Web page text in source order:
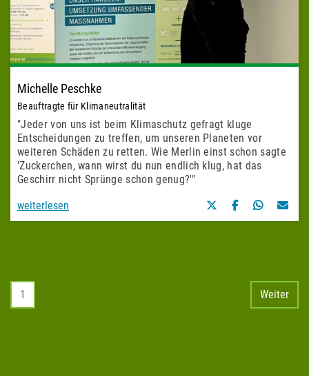
Michelle Peschke
Beauftragte für Klimaneutralität
"Jeder von uns ist beim Klimaschutz gefragt kluge
Entscheidungen zu treffen, um unseren Planeten vor
weiteren Schäden zu retten. Wie Merlin einst schon sagte
'Zuckerchen, wann wirst du nun endlich klug, hat das
Geschirr nicht Sprünge schon genug?'"
weiterlesen
1 Weiter